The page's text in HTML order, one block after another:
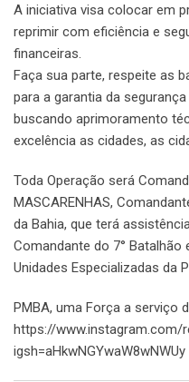
A iniciativa visa colocar em
reprimir com eficiência e
financeiras.
Faça sua parte, respeite as
para a garantia da
buscando aprimoramento
excelência as cidades, as
Toda Operação será
MASCARENHAS,
da Bahia, que terá
Comandante do 7° Batalhão
Unidades Especializadas da
PMBA, uma Força a serviço
https://www.instagram.com/
igsh=aHkwNGYwaW8wNWUy